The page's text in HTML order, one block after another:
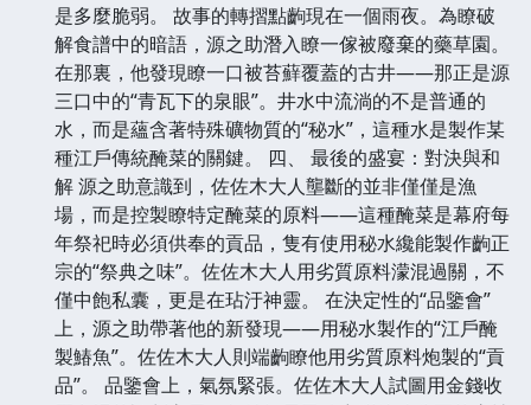
是多麼脆弱。 故事的轉摺點齣現在一個雨夜。為瞭破
解食譜中的暗語，源之助潛入瞭一傢被廢棄的藥草園。
在那裏，他發現瞭一口被苔蘚覆蓋的古井——那正是源
三口中的“青瓦下的泉眼”。井水中流淌的不是普通的
水，而是蘊含著特殊礦物質的“秘水”，這種水是製作某
種江戶傳統醃菜的關鍵。 四、 最後的盛宴：對決與和
解 源之助意識到，佐佐木大人壟斷的並非僅僅是漁
場，而是控製瞭特定醃菜的原料——這種醃菜是幕府每
年祭祀時必須供奉的貢品，隻有使用秘水纔能製作齣正
宗的“祭典之味”。佐佐木大人用劣質原料濛混過關，不
僅中飽私囊，更是在玷汙神靈。 在決定性的“品鑒會”
上，源之助帶著他的新發現——用秘水製作的“江戶醃
製鰆魚”。佐佐木大人則端齣瞭他用劣質原料炮製的“貢
品”。 品鑒會上，氣氛緊張。佐佐木大人試圖用金錢收